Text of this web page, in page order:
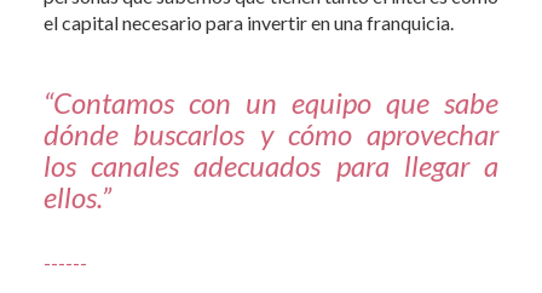
el capital necesario para invertir en una franquicia.
“Contamos con un equipo que sabe
dónde buscarlos y cómo aprovechar
los canales adecuados para llegar a
ellos.”
------